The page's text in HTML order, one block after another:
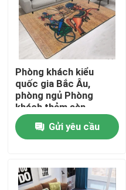
Tham quan nhà máy
Kiểm soát chất lượng
Yêu cầu báo giá
Thảm trải sàn
Thảm trải sàn phòng ngủ
Phòng khách kiểu
quốc gia Bắc Âu,
phòng ngủ Phòng
khách thảm sàn
Gửi yêu cầu